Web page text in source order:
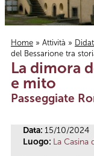
Tu sei qui
Home » Attività »
del Bessarione tra
La dimora
e mito
Passeggiate
Data: 15/10/2024
Luogo: La Casina